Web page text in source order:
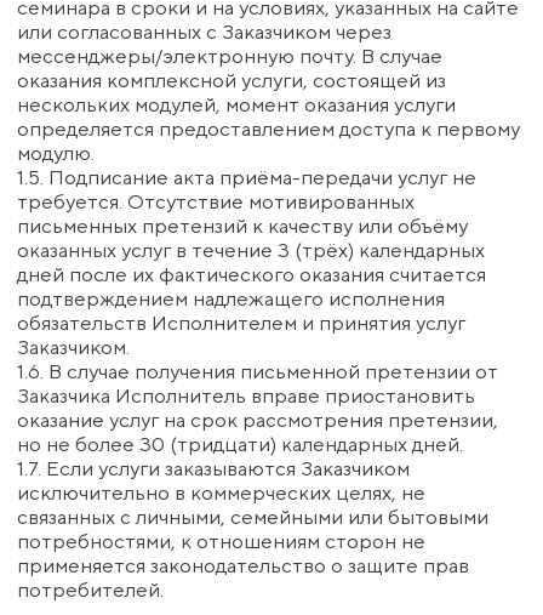
доступ к обучающему курсу, онлайн-
консультации или другому мероприятию в день
начала, указанный на сайте.
2.1.3. Довести до сведения Заказчика
информацию о программе, стоимости и
условиях оказания услуг путем размещения
соответствующих данных на Сайте.
2.1.4. Сохранять конфиденциальную
информацию, полученную от Заказчика, при
оказании услуг по настоящему договору.
2.1.5. Соблюдать требования законодательства,
касающиеся обработки, передачи и защиты
персональных данных Заказчика, обрабатывать
персональные данные с согласия Заказчика в
соответствии с Политикой
конфиденциальности.
2.2. Права Исполнителя:
2.2.1. В одностороннем порядке изменять
график размещения материалов, проведения
обратной связи и иных консультаций, не меняя
при этом периодичность их проведения и
объём услуг, а также корректировать
содержание уроков и заданий.
2.2.2. Расторгнуть настоящий договор в
одностороннем порядке в случае
существенного нарушения Заказчиком условий
договора; в этом случае оплаченные средства
возврату не подлежат.
2.2.3. Привлекать для оказания услуг третьих
лиц без дополнительного согласования с
Заказчиком.
2.2.4. Проводить фото- и видеосъёмку во время
мероприятий и использовать материалы по
своему усмотрению; исключительное
авторское право и смежные права на